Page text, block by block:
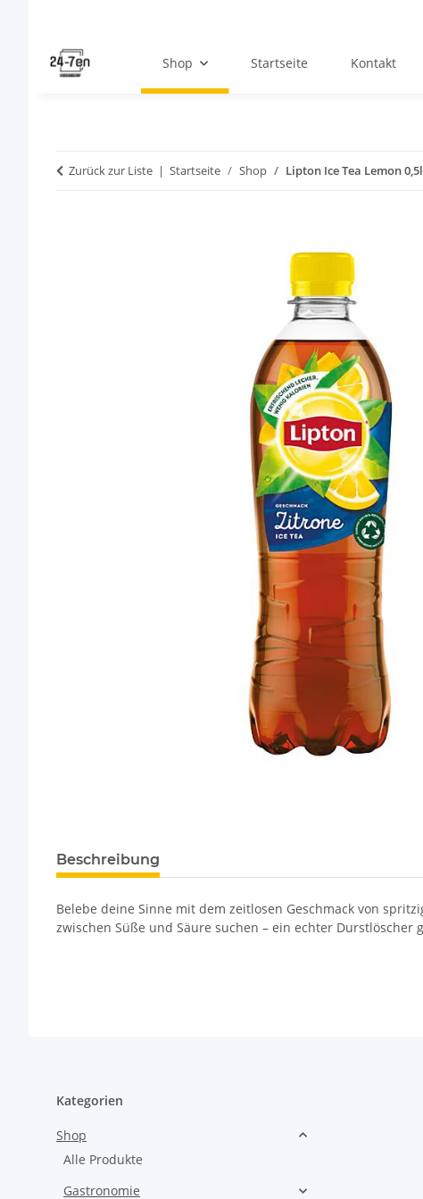
Shop Startseite Kontakt
Zurück zur Liste Startseite Shop Lipton Ice Tea Lemon 0,5l
Beschreibung
Belebe deine Sinne mit dem zeitlosen Geschmack von
zwischen Süße und Säure suchen – ein echter Durstlöscher
Kategorien
Shop
Alle Produkte
Gastronomie